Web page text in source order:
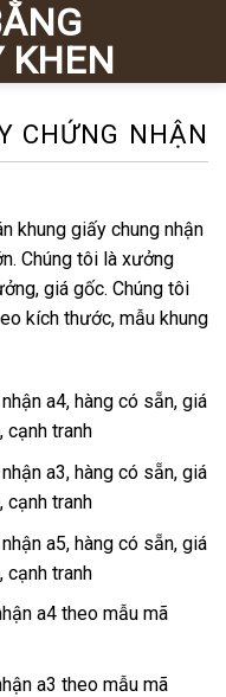
KHEN
CHỨNG NHẬN
khung giấy chung nhận
Chúng tôi là xưởng
giá gốc. Chúng tôi
kích thước, mẫu khung
a4, hàng có sẵn, giá
cạnh tranh
a3, hàng có sẵn, giá
cạnh tranh
a5, hàng có sẵn, giá
cạnh tranh
a4 theo mẫu mã
a3 theo mẫu mã